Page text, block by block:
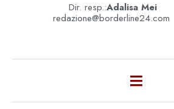
Dir. resp.:Adalisa Mei
redazione@borderline24.com